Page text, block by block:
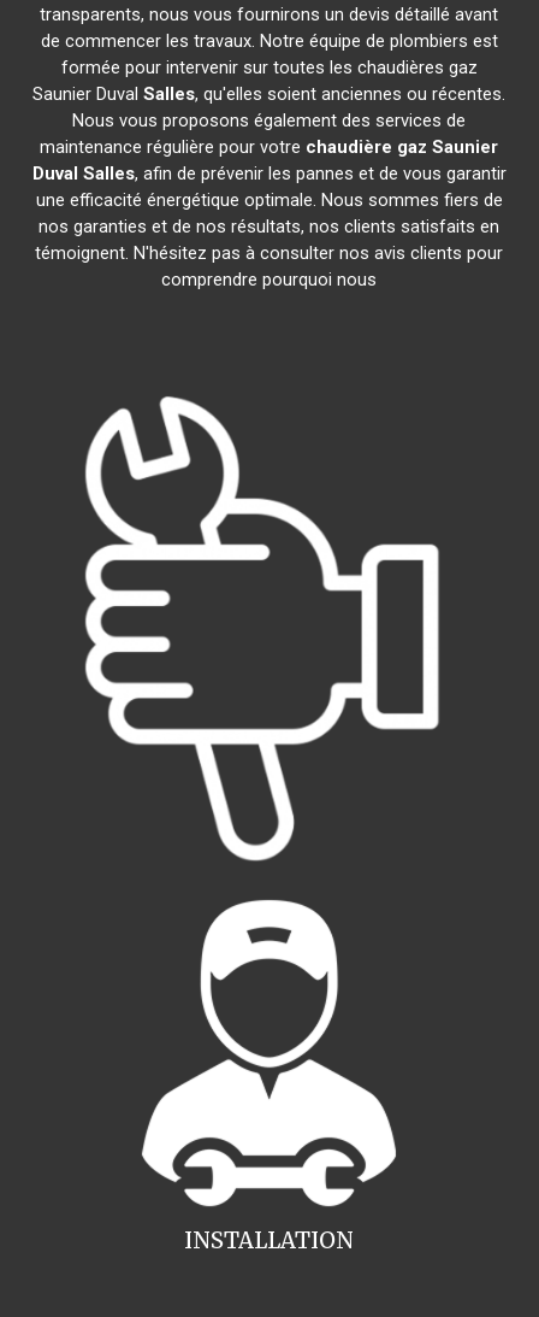
transparents, nous vous fournirons un devis détaillé avant
de commencer les travaux. Notre équipe de plombiers est
formée pour intervenir sur toutes les chaudières gaz
Saunier DuvalSalles, qu'elles soient anciennes ou récentes.
Nous vous proposons également des services de
maintenance régulière pour votre chaudière gaz Saunier
Duval Salles, afin de prévenir les pannes et de vous garantir
une efficacité énergétique optimale. Nous sommes fiers de
nos garanties et de nos résultats, nos clients satisfaits en
témoignent. N'hésitez pas à consulter nos avis clients pour
comprendre pourquoi nous
INSTALLATION